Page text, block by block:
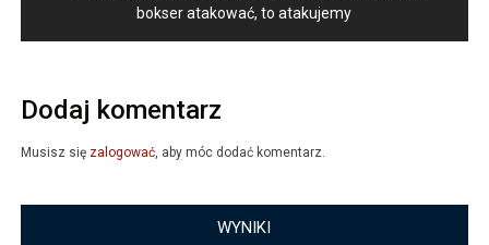
bokser atakować, to atakujemy
Dodaj komentarz
Musisz się zalogować, aby móc dodać komentarz.
WYNIKI